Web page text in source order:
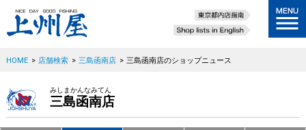
HOME > 店舗検索 > 三島函南店 > 三島函南店のショップニュース
みしまかんなみてん
三島函南店